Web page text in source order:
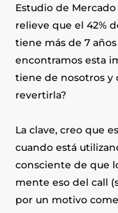
Estudio de
relieve que el 42%
tiene más de 7
encontramos esta
tiene de nosotros y
revertirla?
La clave, creo que
cuando está
consciente de que
mente eso del call
por un motivo